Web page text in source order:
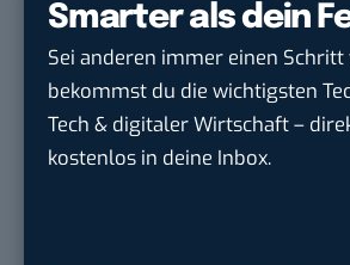
Smarter als dein
Sei anderen immer einen Schritt
bekommst du die wichtigsten
Tech & digitaler Wirtschaft –
kostenlos in deine Inbox.
Te...
Ferdinand Bilstein GmbH &
Ennepetal